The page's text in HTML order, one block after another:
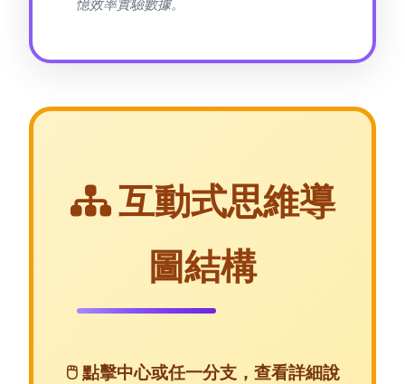
憶效率實驗數據。
互動式思維導
圖結構
🖱️ 點擊中心或任一分支，查看詳細說